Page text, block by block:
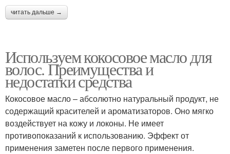
читать дальше →
Используем кокосовое масло для
волос. Преимущества и
недостатки средства
Кокосовое масло – абсолютно натуральный продукт, не
содержащий красителей и ароматизаторов. Оно мягко
воздействует на кожу и локоны. Не имеет
противопоказаний к использованию. Эффект от
применения заметен после первого применения.